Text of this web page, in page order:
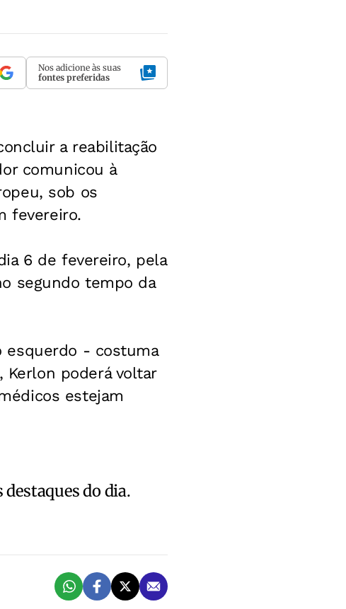
Nos adicione às suas
fontes preferidas
a reabilitação
comunicou à
sob os
fevereiro.
6 de fevereiro, pela
segundo tempo da
esquerdo - costuma
poderá voltar
estejam
do dia.